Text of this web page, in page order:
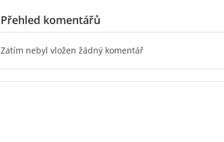
Přehled komentářů
Zatím nebyl vložen žádný komentář